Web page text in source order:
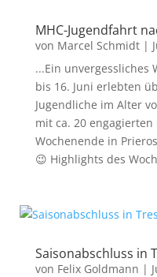
MHC-Jugendfahrt
von Marcel Schmidt|
...Ein unvergessliches
bis 16. Juni erlebten
Jugendliche im Alter
mit ca. 20
Wochenende in
😉 Highlights des
Saisonabschluss in
von Felix Goldmann |